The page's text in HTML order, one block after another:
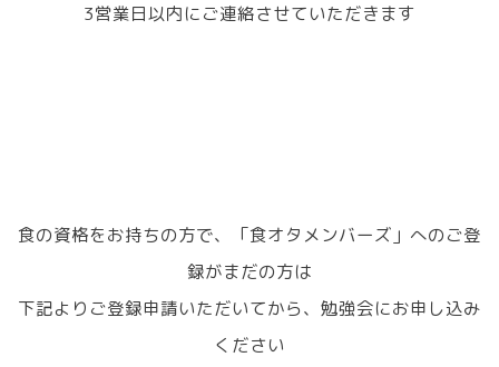
3営業日以内にご連絡させていただきます
食の資格をお持ちの方で、「食オタメンバーズ」へのご登
録がまだの方は
下記よりご登録申請いただいてから、勉強会にお申し込み
ください